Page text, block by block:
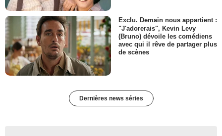
Exclu. Demain nous appartient :
"J'adorerais", Kevin Levy
(Bruno) dévoile les comédiens
avec qui il rêve de partager plus
de scènes
Dernières news séries